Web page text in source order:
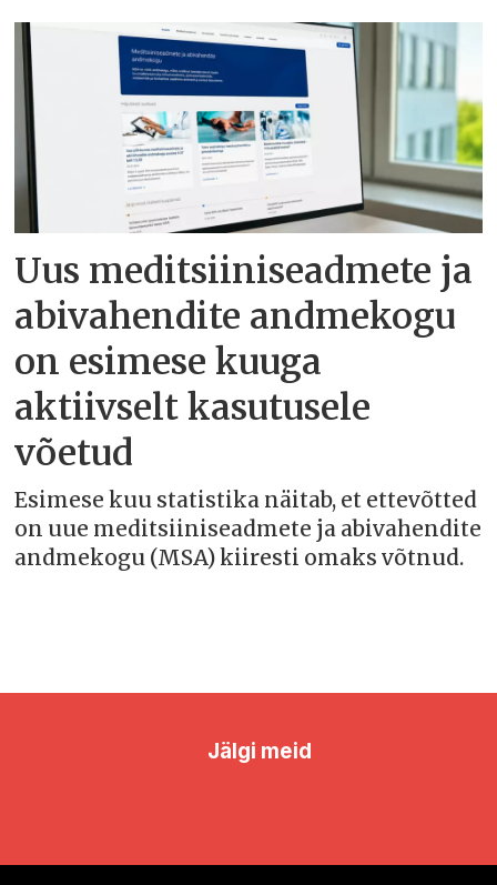
Uus meditsiiniseadmete ja
abivahendite andmekogu
on esimese kuuga
aktiivselt kasutusele
võetud
Esimese kuu statistika näitab, et ettevõtted
on uue meditsiiniseadmete ja abivahendite
andmekogu (MSA) kiiresti omaks võtnud.
Jälgi meid